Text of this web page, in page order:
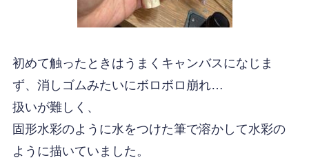
初めて触ったときはうまくキャンバスになじま
ず、消しゴムみたいにボロボロ崩れ…
扱いが難しく、
固形水彩のように水をつけた筆で溶かして水彩の
ように描いていました。